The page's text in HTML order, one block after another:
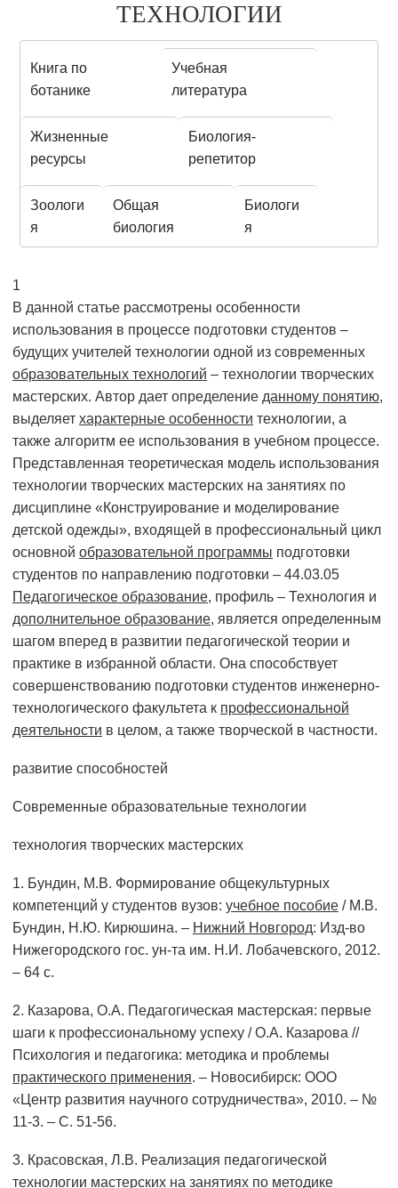
ТЕХНОЛОГИИ
Книга по
ботанике
Учебная
литература
Жизненные
ресурсы
Биология-
репетитор
Зоологи
я
Общая
биология
Биологи
я
1
В данной статье рассмотрены особенности
использования в процессе подготовки студентов –
будущих учителей технологии одной из современных
образовательных технологий – технологии творческих
мастерских. Автор дает определение данному понятию,
выделяет характерные особенности технологии, а
также алгоритм ее использования в учебном процессе.
Представленная теоретическая модель использования
технологии творческих мастерских на занятиях по
дисциплине «Конструирование и моделирование
детской одежды», входящей в профессиональный цикл
основной образовательной программы подготовки
студентов по направлению подготовки – 44.03.05
Педагогическое образование, профиль – Технология и
дополнительное образование, является определенным
шагом вперед в развитии педагогической теории и
практике в избранной области. Она способствует
совершенствованию подготовки студентов инженерно-
технологического факультета к профессиональной
деятельности в целом, а также творческой в частности.
развитие способностей
Современные образовательные технологии
технология творческих мастерских
1. Бундин, М.В. Формирование общекультурных
компетенций у студентов вузов: учебное пособие / М.В.
Бундин, Н.Ю. Кирюшина. – Нижний Новгород: Изд-во
Нижегородского гос. ун-та им. Н.И. Лобачевского, 2012.
– 64 с.
2. Казарова, О.А. Педагогическая мастерская: первые
шаги к профессиональному успеху / О.А. Казарова //
Психология и педагогика: методика и проблемы
практического применения. – Новосибирск: ООО
«Центр развития научного сотрудничества», 2010. – №
11-3. – С. 51-56.
3. Красовская, Л.В. Реализация педагогической
технологии мастерских на занятиях по методике